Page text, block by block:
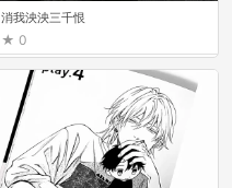
消我泱泱三千恨
0